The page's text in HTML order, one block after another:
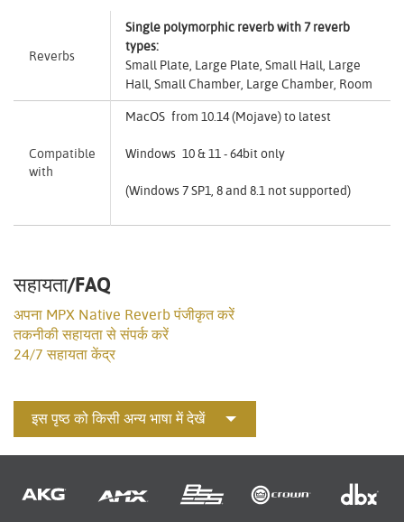
Reverbs
Single polymorphic reverb with 7 reverb
types:
Small Plate, Large Plate, Small Hall, Large
Hall, Small Chamber, Large Chamber, Room
Compatible
with
MacOS from 10.14 (Mojave) to latest
Windows 10 & 11 - 64bit only
(Windows 7 SP1, 8 and 8.1 not supported)
सहायता/FAQ
अपना MPX Native Reverb पंजीकृत करें
तकनीकी सहायता से संपर्क करें
24/7 सहायता केंद्र
इस पृष्ठ को किसी अन्य भाषा में देखें